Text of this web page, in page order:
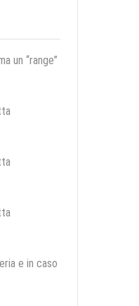
un “range”
e in caso